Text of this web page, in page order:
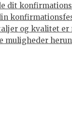
og kvalitet
muligheder